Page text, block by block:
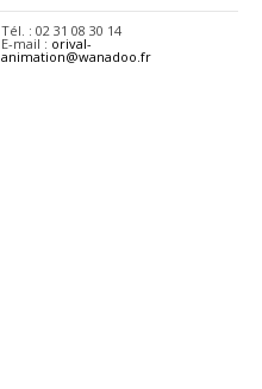
Tél. : 02 31 08 30 14
E-mail : orival-
animation@wanadoo.fr